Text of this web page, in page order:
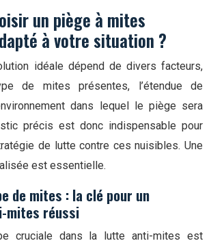
un piège à mites
à votre situation ?
idéale dépend de divers facteurs,
de mites présentes, l’étendue de
dans lequel le piège sera
précis est donc indispensable pour
de lutte contre ces nuisibles. Une
est essentielle.
de mites : la clé pour un
mites réussi
cruciale dans la lutte anti-mites est